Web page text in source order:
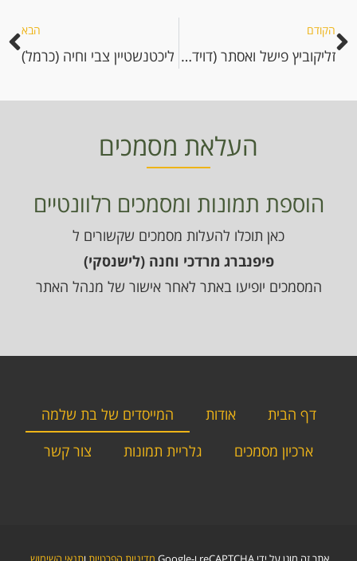
הקודם
זליקוביץ פישל ואסתר (דוידוביץ')
הבא
ליכטנשטיין צבי וחיה (כרמל)
העלאת מסמכים
הוספת תמונות ומסמכים רלוונטיים
כאן תוכלו להעלות מסמכים שקשורים ל
פיפנברג מרדכי וחנה (לישנסקי)
המסמכים יופיעו באתר לאחר אישור של מנהל האתר
דף הבית אודות
המייסדים של בת שלמה
ארכיון מסמכים
גלריית תמונות צור קשר